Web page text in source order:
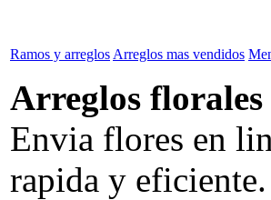
Ramos y arreglos Arreglos mas vendidos
Arreglos florales
Envia flores en
rapida y